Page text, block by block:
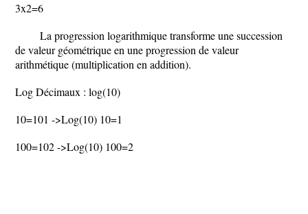
3x2=6
La progression logarithmique transforme une succession
de valeur géométrique en une progression de valeur
arithmétique (multiplication en addition).
Log Décimaux : log(10)
10=101 ->Log(10) 10=1
100=102 ->Log(10) 100=2